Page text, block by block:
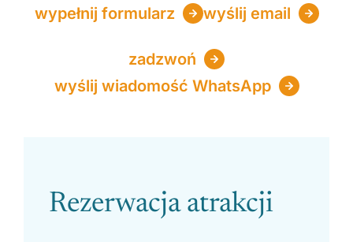
wypełnij formularz wyślij email
zadzwoń
wyślij wiadomość WhatsApp
Please leave this field empty.
Rezerwacja atrakcji